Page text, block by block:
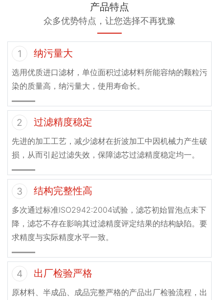
产品特点
众多优势特点，让您选择不再犹豫
1 纳污量大
选用优质进口滤材，单位面积过滤材料所能容纳的颗粒污
染的质量高，纳污量大，使用寿命长。
2 过滤精度稳定
先进的加工工艺，减少滤材在折波加工中因机械力产生破
损，从而引起过滤失效，保障滤芯过滤精度稳定均一。
3 结构完整性高
多次通过标准ISO2942:2004试验，滤芯初始冒泡点未下
降，滤芯不存在影响其过滤精度评定结果的结构缺陷。要
求精度与实际精度水平一致。
4 出厂检验严格
原材料、半成品、成品完整严格的产品出厂检验流程，出